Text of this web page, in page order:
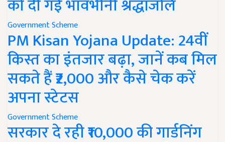
को दी गई भावभीनी श्रद्धांजलि
Government Scheme
PM Kisan Yojana Update: 24वीं
किस्त का इंतजार बढ़ा, जानें कब मिल
सकते हैं ₹2,000 और कैसे चेक करें
अपना स्टेटस
Government Scheme
सरकार दे रही ₹10,000 की गार्डनिंग